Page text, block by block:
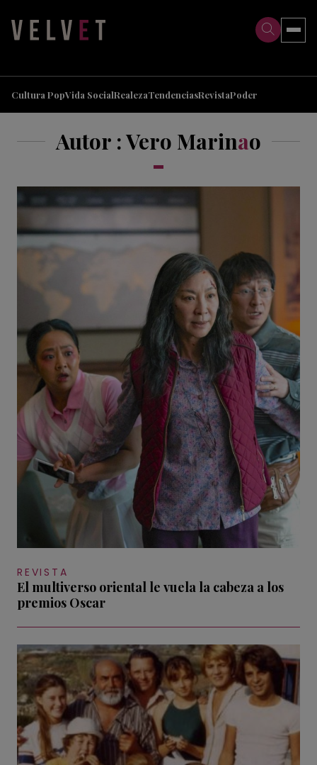
Cultura PopVida SocialRealezaTendenciasRevistaPoder
Autor : Vero Marinao
REVISTA
El multiverso oriental le vuela la cabeza a los
premios Oscar